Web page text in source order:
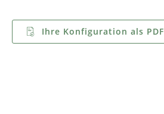
Ihre Konfiguration als PDF